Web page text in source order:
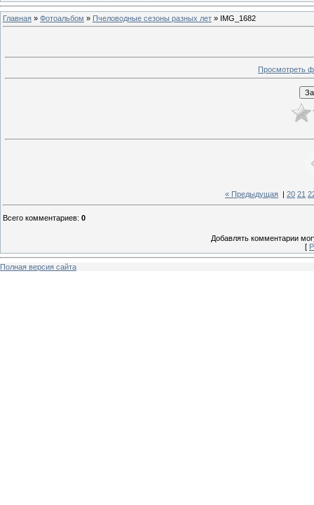
Главная » Фотоальбом » Пчеловодные сезоны разных лет » IMG_1682
Просмотреть
« Предыдущая 20 21
Всего комментариев: 0
Добавлять комментарии
[
Полная версия сайта